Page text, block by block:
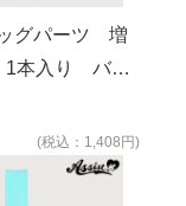
グパーツ 増
本入り バイ
7
(税込：1,408円)